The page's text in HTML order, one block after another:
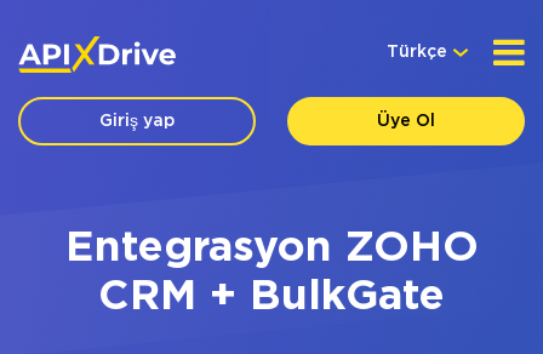
Türkçe
Giriş yap Üye Ol
Entegrasyon ZOHO
CRM + BulkGate